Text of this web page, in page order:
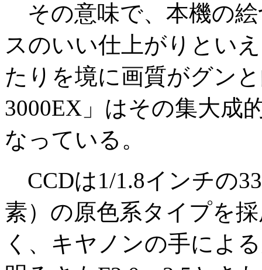
その意味で、本機の
スのいい仕上がりとい
たりを境に画質がグン
3000EX」はその集大成
なっている。
CCDは1/1.8インチの
素）の原色系タイプを
く、キヤノンの手によ